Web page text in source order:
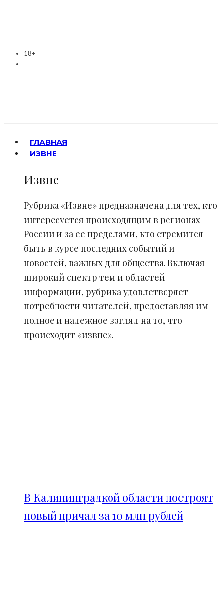
18+
ГЛАВНАЯ
ИЗВНЕ
Извне
Рубрика «Извне» предназначена для тех, кто
интересуется происходящим в регионах
России и за ее пределами, кто стремится
быть в курсе последних событий и
новостей, важных для общества. Включая
широкий спектр тем и областей
информации, рубрика удовлетворяет
потребности читателей, предоставляя им
полное и надежное взгляд на то, что
происходит «извне».
В Калининградкой области построят
новый причал за 10 млн рублей